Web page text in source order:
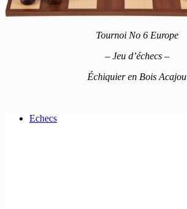
Tournoi No 6 Europe
– Jeu d’échecs –
Échiquier en Bois Acajou
Echecs